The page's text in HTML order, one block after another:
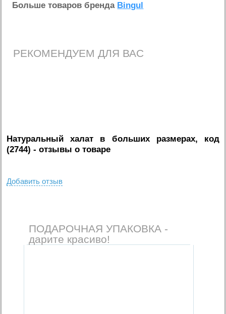
Больше товаров бренда Bingul
РЕКОМЕНДУЕМ ДЛЯ ВАС
Натуральный халат в больших размерах, код
(2744) - отзывы о товаре
Добавить отзыв
ПОДАРОЧНАЯ УПАКОВКА -
дарите красиво!